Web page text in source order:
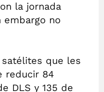
la jornada
no
que les
reducir 84
DLS y 135 de